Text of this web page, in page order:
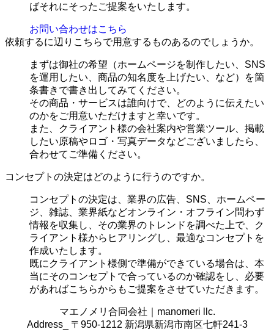
ばそれにそったご提案をいたします。
お問い合わせはこちら
依頼するに辺りこちらで用意するものあるのでしょうか。
まずは御社の希望（ホームページを制作したい、SNS
を運用したい、商品の知名度を上げたい、など）を箇
条書きで書き出してみてください。
その商品・サービスは誰向けで、どのように伝えたい
のかをご用意いただけますと幸いです。
また、クライアント様の会社案内や営業ツール、掲載
したい原稿やロゴ・写真データなどございましたら、
合わせてご準備ください。
コンセプトの決定はどのように行うのですか。
コンセプトの決定は、業界の広告、SNS、ホームペー
ジ、雑誌、業界紙などオンライン・オフライン問わず
情報を収集し、その業界のトレンドを調べた上で、ク
ライアント様からヒアリングし、最適なコンセプトを
作成いたします。
既にクライアント様側で準備ができている場合は、本
当にそのコンセプトで合っているのか確認をし、必要
があればこちらからもご提案をさせていただきます。
マエノメリ合同会社｜manomeri llc.
Address_ 〒950-1212 新潟県新潟市南区七軒241-3